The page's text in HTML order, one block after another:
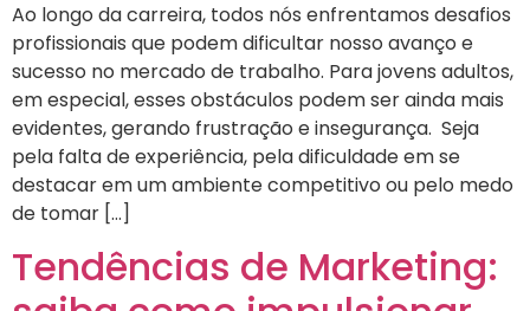
Ao longo da carreira, todos nós enfrentamos desafios
profissionais que podem dificultar nosso avanço e
sucesso no mercado de trabalho. Para jovens adultos,
em especial, esses obstáculos podem ser ainda mais
evidentes, gerando frustração e insegurança. Seja
pela falta de experiência, pela dificuldade em se
destacar em um ambiente competitivo ou pelo medo
de tomar […]
Tendências de Marketing: